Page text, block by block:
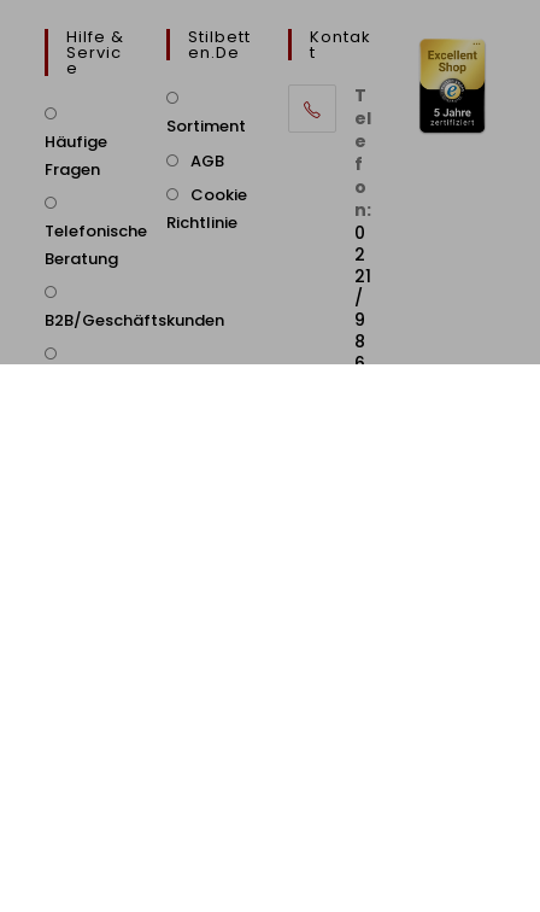
Hilfe &
Servic
E
Häufige
Fragen
Telefonische
Beratung
B2B/Geschäftskunden
Stilbett
En.de
Sortiment
AGB
Cookie
Richtlinie
Kontak
T
T
el
e
f
o
n:
0
2
21
/
9
8
6